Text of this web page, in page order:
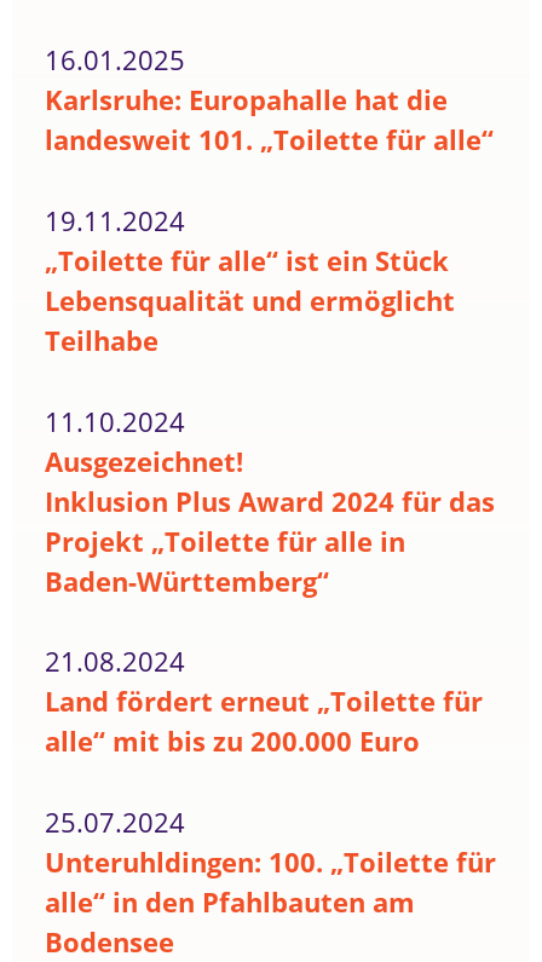
16.01.2025
Karlsruhe: Europahalle hat die
landesweit 101. „Toilette für alle“
19.11.2024
„Toilette für alle“ ist ein Stück
Lebensqualität und ermöglicht
Teilhabe
11.10.2024
Ausgezeichnet!
Inklusion Plus Award 2024 für das
Projekt „Toilette für alle in
Baden-Württemberg“
21.08.2024
Land fördert erneut „Toilette für
alle“ mit bis zu 200.000 Euro
25.07.2024
Unteruhldingen: 100. „Toilette für
alle“ in den Pfahlbauten am
Bodensee